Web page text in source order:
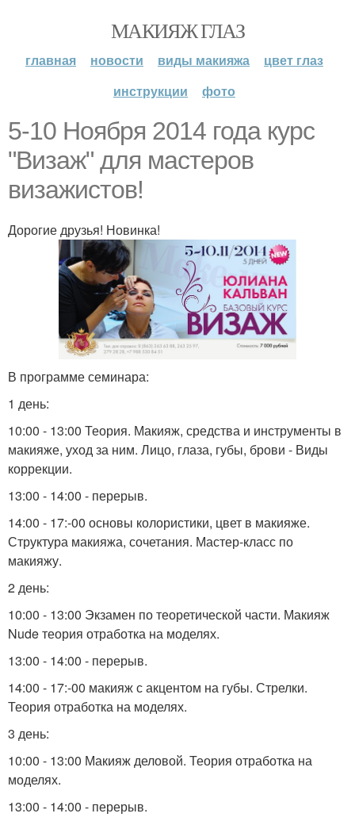
МАКИЯЖ ГЛАЗ
главная новости виды макияжа
цвет глаз
инструкции
фото
5-10 Ноября 2014 года курс
"Визаж" для мастеров
визажистов!
Дорогие друзья! Новинка!
В программе семинара:
1 день:
10:00 - 13:00 Теория. Макияж, средства и инструменты в
макияже, уход за ним. Лицо, глаза, губы, брови - Виды
коррекции.
13:00 - 14:00 - перерыв.
14:00 - 17:-00 основы колористики, цвет в макияже.
Структура макияжа, сочетания. Мастер-класс по
макияжу.
2 день:
10:00 - 13:00 Экзамен по теоретической части. Макияж
Nude теория отработка на моделях.
13:00 - 14:00 - перерыв.
14:00 - 17:-00 макияж с акцентом на губы. Стрелки.
Теория отработка на моделях.
3 день:
10:00 - 13:00 Макияж деловой. Теория отработка на
моделях.
13:00 - 14:00 - перерыв.